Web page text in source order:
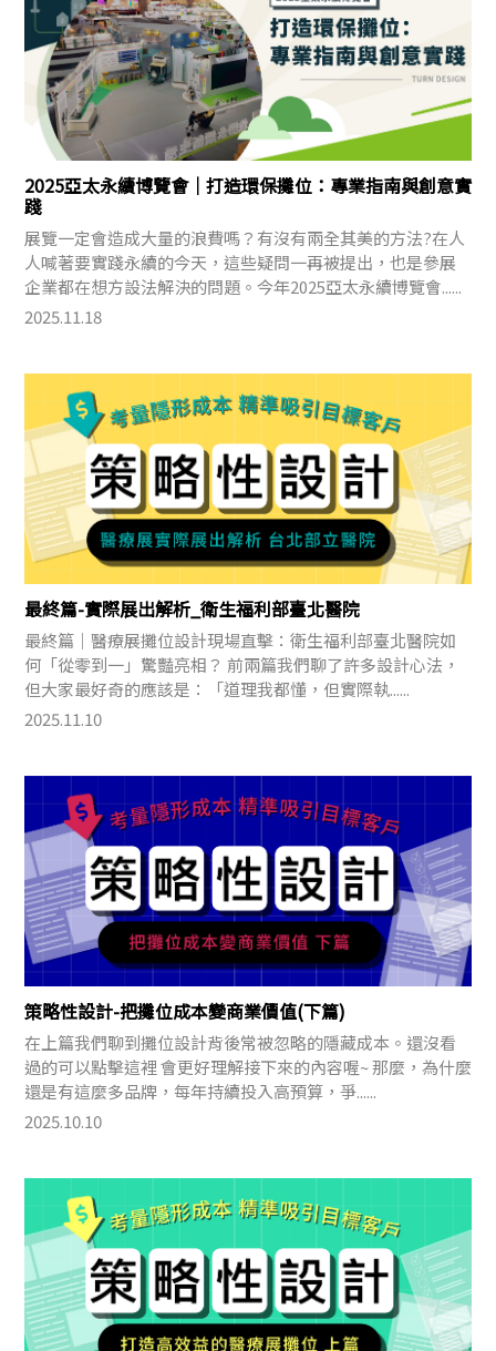
2025亞太永續博覽會｜打造環保攤位：專業指南與創意實
踐
展覽一定會造成大量的浪費嗎？有沒有兩全其美的方法?在人
人喊著要實踐永續的今天，這些疑問一再被提出，也是參展
企業都在想方設法解決的問題。今年2025亞太永續博覽會......
2025.11.18
最終篇-實際展出解析_衛生福利部臺北醫院
最終篇｜醫療展攤位設計現場直擊：衛生福利部臺北醫院如
何「從零到一」驚豔亮相？ 前兩篇我們聊了許多設計心法，
但大家最好奇的應該是：「道理我都懂，但實際執......
2025.11.10
策略性設計-把攤位成本變商業價值(下篇)
在上篇我們聊到攤位設計背後常被忽略的隱藏成本。還沒看
過的可以點擊這裡 會更好理解接下來的內容喔~ 那麼，為什麼
還是有這麼多品牌，每年持續投入高預算，爭......
2025.10.10